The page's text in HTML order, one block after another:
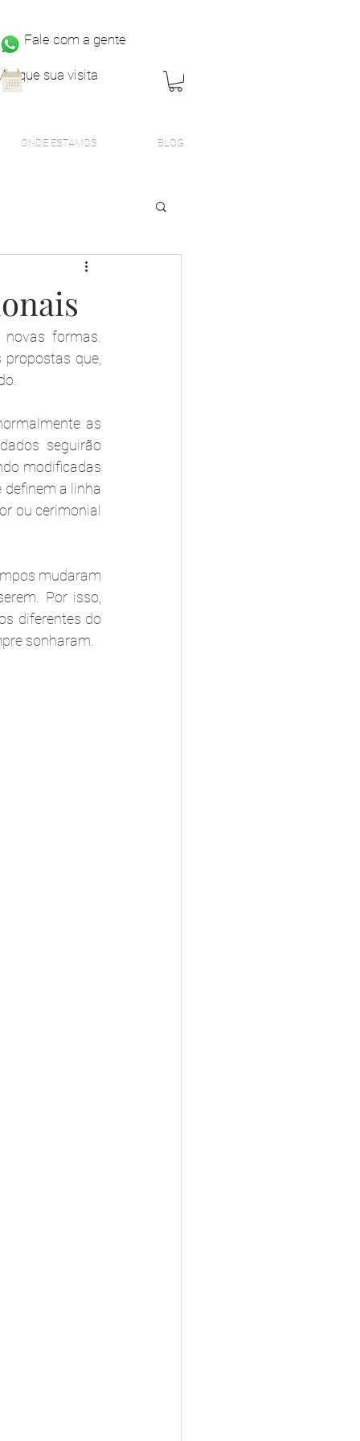
Fale com a gente
sua visita
ONDE ESTAMOS BLOG
formas.
que,
as
seguirão
modificadas
a linha
ou cerimonial
mudaram
Por isso,
diferentes do
sonharam.